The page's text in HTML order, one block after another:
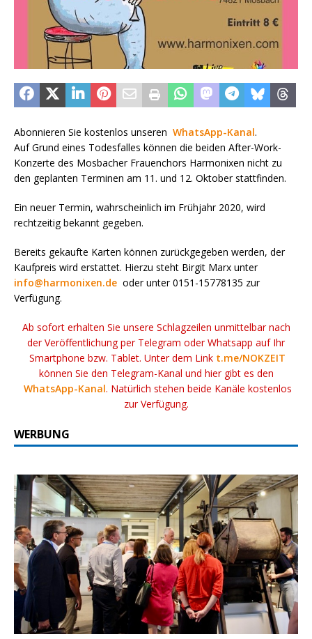
Abonnieren Sie kostenlos unseren WhatsApp-Kanal.
Auf Grund eines Todesfalles können die beiden After-Work-
Konzerte des Mosbacher Frauenchors Harmonixen nicht zu
den geplanten Terminen am 11. und 12. Oktober stattfinden.
Ein neuer Termin, wahrscheinlich im Frühjahr 2020, wird
rechtzeitig bekannt gegeben.
Bereits gekaufte Karten können zurückgegeben werden, der
Kaufpreis wird erstattet. Hierzu steht Birgit Marx unter
info@harmonixen.de oder unter 0151-15778135 zur
Verfügung.
Ab sofort erhalten Sie unsere Schlagzeilen unmittelbar nach
der Veröffentlichung per Telegram oder Whatsapp auf Ihr
Smartphone bzw. Tablet. Unter dem Link t.me/NOKZEIT
können Sie den Telegram-Kanal und hier gibt es den
WhatsApp-Kanal. Natürlich stehen beide Kanäle kostenlos
zur Verfügung.
WERBUNG